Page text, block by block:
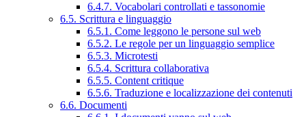
6.4.7. Vocabolari controllati e tassonomie
6.5. Scrittura e linguaggio
6.5.1. Come leggono le persone sul web
6.5.2. Le regole per un linguaggio semplice
6.5.3. Microtesti
6.5.4. Scrittura collaborativa
6.5.5. Content critique
6.5.6. Traduzione e localizzazione dei contenuti
6.6. Documenti